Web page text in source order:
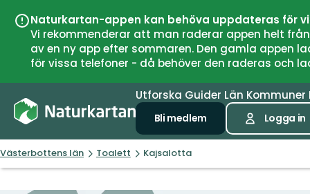
Naturkartan-appen kan behöva uppdateras för
Vi rekommenderar att man raderar appen helt
av en ny app efter sommaren. Den gamla
för vissa telefoner - då behöver den raderas och
Utforska Guider Län Kommuner
Bli medlem Logga in
Västerbottens län Toalett Kajsalotta